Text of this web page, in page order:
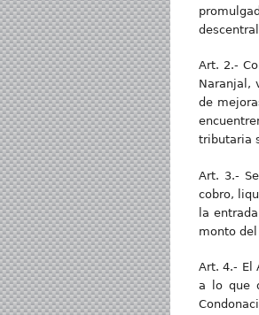
Art. 2.-
Naranjal,
de
tributaria
Art. 3.-
cobro,
la
monto
Art. 4.- El
a lo que